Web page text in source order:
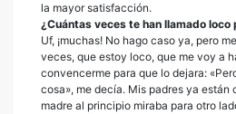
la mayor satisfacción.
¿Cuántas veces te han llamado
Uf, ¡muchas! No hago caso ya, pero
veces, que estoy loco, que me voy a
convencerme para que lo dejara:
cosa», me decía. Mis padres ya están
madre al principio miraba para otro